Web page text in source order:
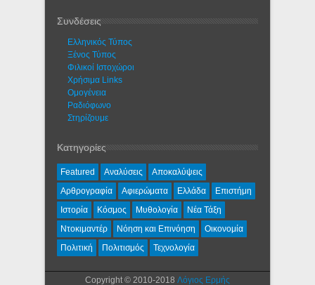
Συνδέσεις
Ελληνικός Τύπος
Ξένος Τύπος
Φιλικοί Ιστοχώροι
Χρήσιμα Links
Ομογένεια
Ραδιόφωνο
Στηρίζουμε
Κατηγορίες
Featured Αναλύσεις
Αποκαλύψεις
Αρθρογραφία
Αφιερώματα Ελλάδα
Επιστήμη
Ιστορία
Κόσμος Μυθολογία
Νέα Τάξη
Ντοκιμαντέρ
Νόηση και Επινόηση
Οικονομία
Πολιτική
Πολιτισμός Τεχνολογία
Copyright © 2010-2018 Λόγιος Ερμής